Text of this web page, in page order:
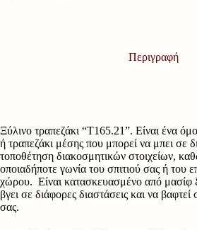
Περιγραφή
Ξύλινο τραπεζάκι “Τ165.21”. Είναι ένα
ή τραπεζάκι μέσης που μπορεί να μπει σε
τοποθέτηση διακοσμητικών στοιχείων,
οποιαδήποτε γωνία του σπιτιού σας ή του
χώρου. Είναι κατασκευασμένο από μασίφ
βγει σε διάφορες διαστάσεις και να
σας.